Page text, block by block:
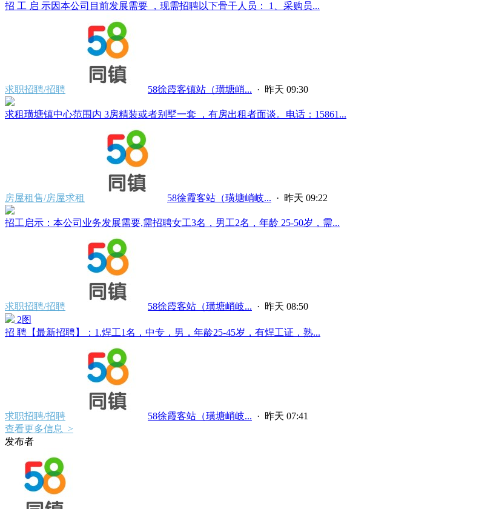
招 工 启 示因本公司目前发展需要 ，现需招聘以下骨干人员： 1、采购员...
求职招聘/招聘 58徐霞客镇站（璜塘峭... · 昨天 09:30
求租璜塘镇中心范围内 3房精装或者别墅一套 ，有房出租者面谈。电话：15861...
房屋租售/房屋求租 58徐霞客站（璜塘峭岐... · 昨天 09:22
招工启示：本公司业务发展需要,需招聘女工3名，男工2名，年龄 25-50岁，需...
求职招聘/招聘 58徐霞客站（璜塘峭岐... · 昨天 08:50
2图
招 聘【最新招聘】：1.焊工1名，中专，男，年龄25-45岁，有焊工证，熟...
求职招聘/招聘 58徐霞客站（璜塘峭岐... · 昨天 07:41
查看更多信息 >
发布者